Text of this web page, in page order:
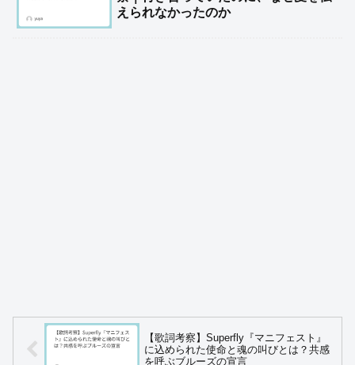
えられなかったのか
【歌詞考察】Superfly『マニフェスト』
に込められた使命と魂の叫びとは？共感
を呼ぶブルーズの宣言